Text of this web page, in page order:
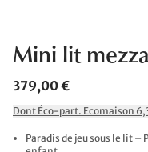
Mini lit
379,00 €
Dont Éco-part. Ecomaison
Paradis de jeu sous le lit